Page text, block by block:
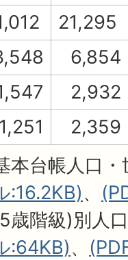
21,295
6,854
2,932
1,251
2,359
本台帳人口・
:16.2KB)、
歳階級)別人
:64KB)、